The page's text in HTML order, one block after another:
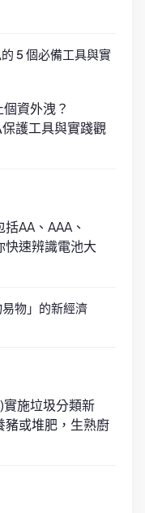
5 個必備工具與實
資外洩？
護工具與實踐觀
AA、AAA、
速辨識電池大
物」的新經濟
施垃圾分類新
豬或堆肥，生熟廚